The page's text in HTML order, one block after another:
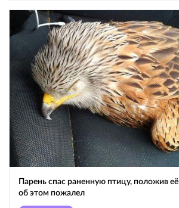
Парень спас раненную птицу, положив
об этом пожалел